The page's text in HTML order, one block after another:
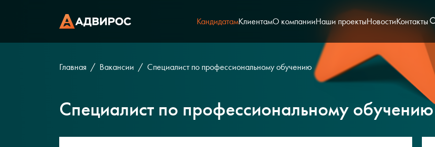
КандидатамКлиентамО компанииНаши проектыНовостиКонтакты
Главная Вакансии Специалист по профессиональному обучению
Специалист по профессиональному обучению